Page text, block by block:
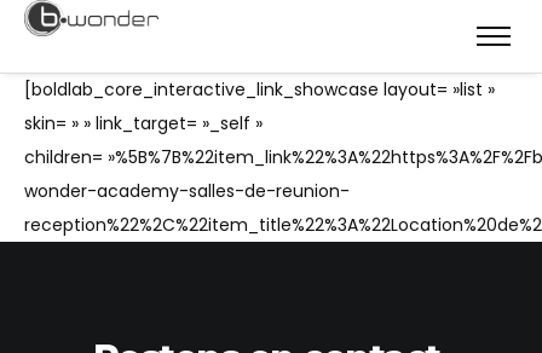
[boldlab_core_interactive_link_showcase layout= »list »
skin= » » link_target= »_self »
children=
wonder-academy-salles-de-reunion-